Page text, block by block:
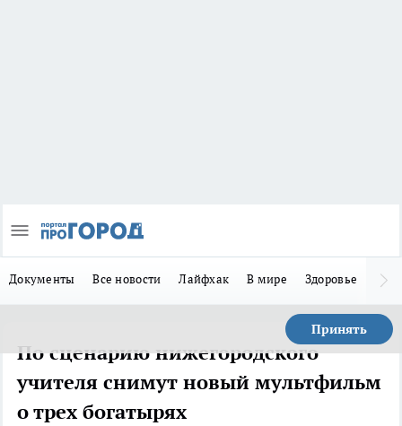
Документы Все новости Лайфхак В мире Здоровье
Принять
По сценарию нижегородского
учителя снимут новый мультфильм
о трех богатырях